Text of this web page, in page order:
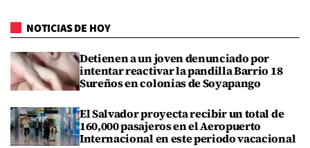
NOTICIAS DE HOY
Detienen a un joven denunciado por
intentar reactivar la pandilla Barrio 18
Sureños en colonias de Soyapango
El Salvador proyecta recibir un total de
160,000 pasajeros en el Aeropuerto
Internacional en este periodo vacacional